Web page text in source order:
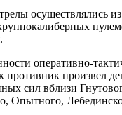
осуществлялись
оперативно-
произвел
сил вблизи
Опытного,